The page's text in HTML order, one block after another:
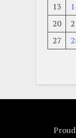
13
20
27